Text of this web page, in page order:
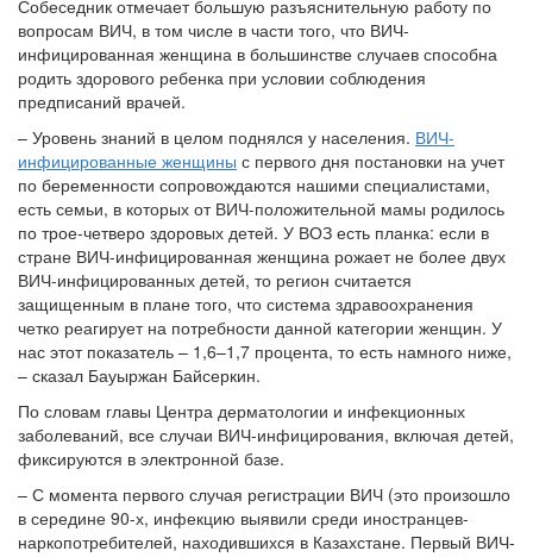
Собеседник отмечает большую разъяснительную работу по
вопросам ВИЧ, в том числе в части того, что ВИЧ-
инфицированная женщина в большинстве случаев способна
родить здорового ребенка при условии соблюдения
предписаний врачей.
– Уровень знаний в целом поднялся у населения. ВИЧ-
инфицированные женщины с первого дня постановки на учет
по беременности сопровождаются нашими специалистами,
есть семьи, в которых от ВИЧ-положительной мамы родилось
по трое-четверо здоровых детей. У ВОЗ есть планка: если в
стране ВИЧ-инфицированная женщина рожает не более двух
ВИЧ-инфицированных детей, то регион считается
защищенным в плане того, что система здравоохранения
четко реагирует на потребности данной категории женщин. У
нас этот показатель – 1,6–1,7 процента, то есть намного ниже,
– сказал Бауыржан Байсеркин.
По словам главы Центра дерматологии и инфекционных
заболеваний, все случаи ВИЧ-инфицирования, включая детей,
фиксируются в электронной базе.
– С момента первого случая регистрации ВИЧ (это произошло
в середине 90-х, инфекцию выявили среди иностранцев-
наркопотребителей, находившихся в Казахстане. Первый ВИЧ-